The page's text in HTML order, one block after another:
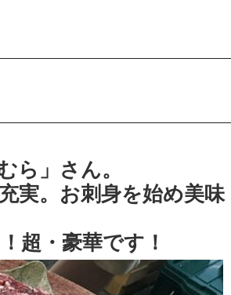
ら」さん。
実。お刺身を始め美味
超・豪華です！